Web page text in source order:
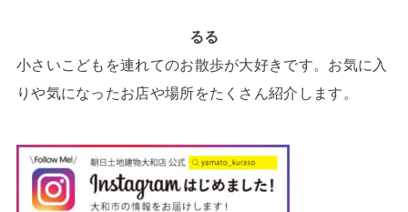
るる
小さいこどもを連れてのお散歩が大好きです。お気に入
りや気になったお店や場所をたくさん紹介します。